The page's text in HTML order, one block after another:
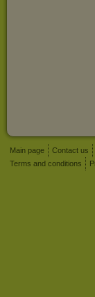
Main page Contact us
Terms and conditions